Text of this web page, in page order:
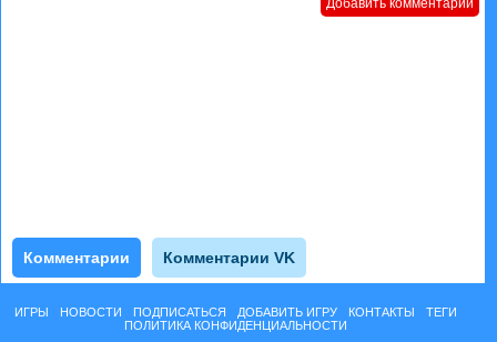
Комментарии Комментарии VK
ИГРЫ НОВОСТИ ПОДПИСАТЬСЯ ДОБАВИТЬ ИГРУ КОНТАКТЫ
ТЕГИ
ПОЛИТИКА КОНФИДЕНЦИАЛЬНОСТИ